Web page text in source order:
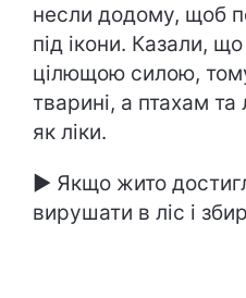
несли додому, щоб
під ікони. Казали, що
цілющою силою,
тварині, а птахам
як ліки.
► Якщо жито
вирушати в ліс і